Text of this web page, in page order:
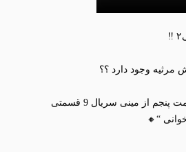
مرثیه وجود دارد ؟؟
از مینی سریال 9 قسمتی
“🔸